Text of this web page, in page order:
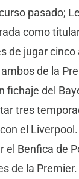
pasado;
como
de jugar cinco
de la
fichaje del
tres
el
el Benfica de
de la Premier.